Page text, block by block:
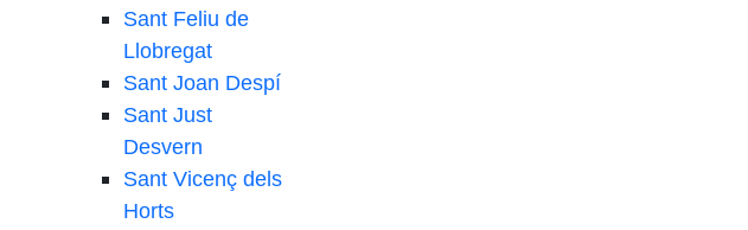
Sant Feliu de
Llobregat
Sant Joan Despí
Sant Just
Desvern
Sant Vicenç dels
Horts